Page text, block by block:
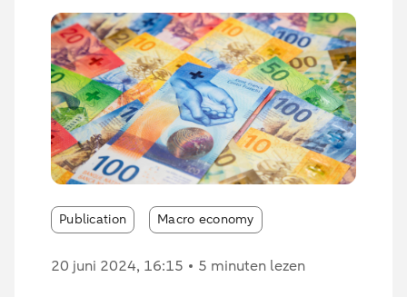
Publication Macro economy
20 juni 2024, 16:15 5 minuten lezen